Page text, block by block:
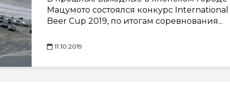
Мацумото состоялся конкурс International
Beer Cup 2019, по итогам соревнования...
11.10.2019